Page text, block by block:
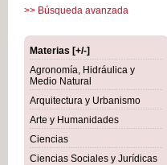
>> Búsqueda avanzada
Materias [+/-]
Agronomía, Hidráulica y
Medio Natural
Arquitectura y Urbanismo
Arte y Humanidades
Ciencias
Ciencias Sociales y Jurídicas